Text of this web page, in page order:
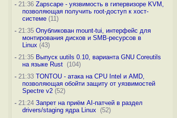
-21:36 Zapscape - уязвимость в гипервизоре KVM,
позволяющая получить root-доступ к хост-
системе(11)
-21:35 Опубликован mount-tui, интерфейс для
монтирования дисков и SMB-ресурсов в
Linux (43)
-21:35 Выпуск uutils 0.10, варианта GNU Coreutils
на языке Rust (104)
-21:33 TONTOU - атака на CPU Intel и AMD,
позволяющая обойти защиту от уязвимостей
Spectre v2(52)
-21:24 Запрет на приём AI-патчей в раздел
drivers/staging ядра Linux
(52)